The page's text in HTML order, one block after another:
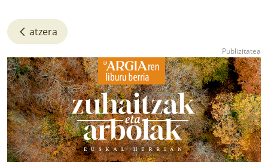
atzera